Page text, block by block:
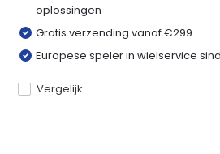
oplossingen
Gratis verzending vanaf €299
Europese speler in wielservice
Vergelijk